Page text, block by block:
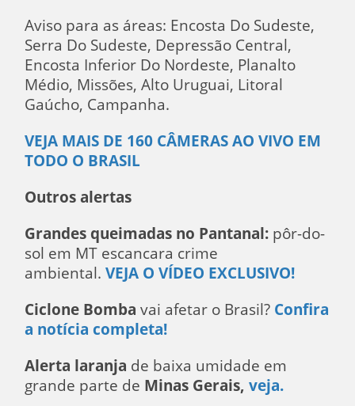
Aviso para as áreas: Encosta Do Sudeste,
Serra Do Sudeste, Depressão Central,
Encosta Inferior Do Nordeste, Planalto
Médio, Missões, Alto Uruguai, Litoral
Gaúcho, Campanha.
VEJA MAIS DE 160 CÂMERAS AO VIVO EM
TODO O BRASIL
Outros alertas
Grandes queimadas no Pantanal: pôr-do-
sol em MT escancara crime
ambiental. VEJA O VÍDEO EXCLUSIVO!
Ciclone Bombavai afetar o Brasil? Confira
a notícia completa!
Alerta laranja de baixa umidade em
grande parte de Minas Gerais,veja.